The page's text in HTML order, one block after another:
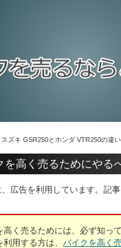
スズキ GSR250とホンダ VTR250の違
を高く売るためにやる
広告を利用しています。記
高く売るためには、必ず知っ
用する方は、 バイクを高く